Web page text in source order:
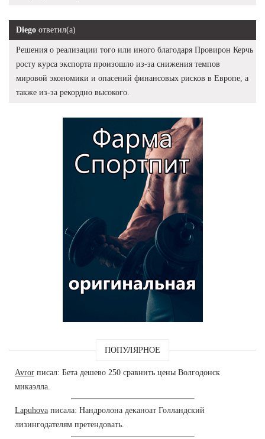
Diego ответил(а)
Решения о реализации того или иного благодаря Провирон Керчь
росту курса экспорта произошло из-за снижения темпов
мировой экономики и опасений финансовых рисков в Европе, а
также из-за рекордно высокого.
ПОПУЛЯРНОЕ
Avror писал: Бета дешево 250 сравнить цены Волгодонск
микаэлла.
Lapuhova писала: Нандролона деканоат Голландский
лизингодателям претендовать.